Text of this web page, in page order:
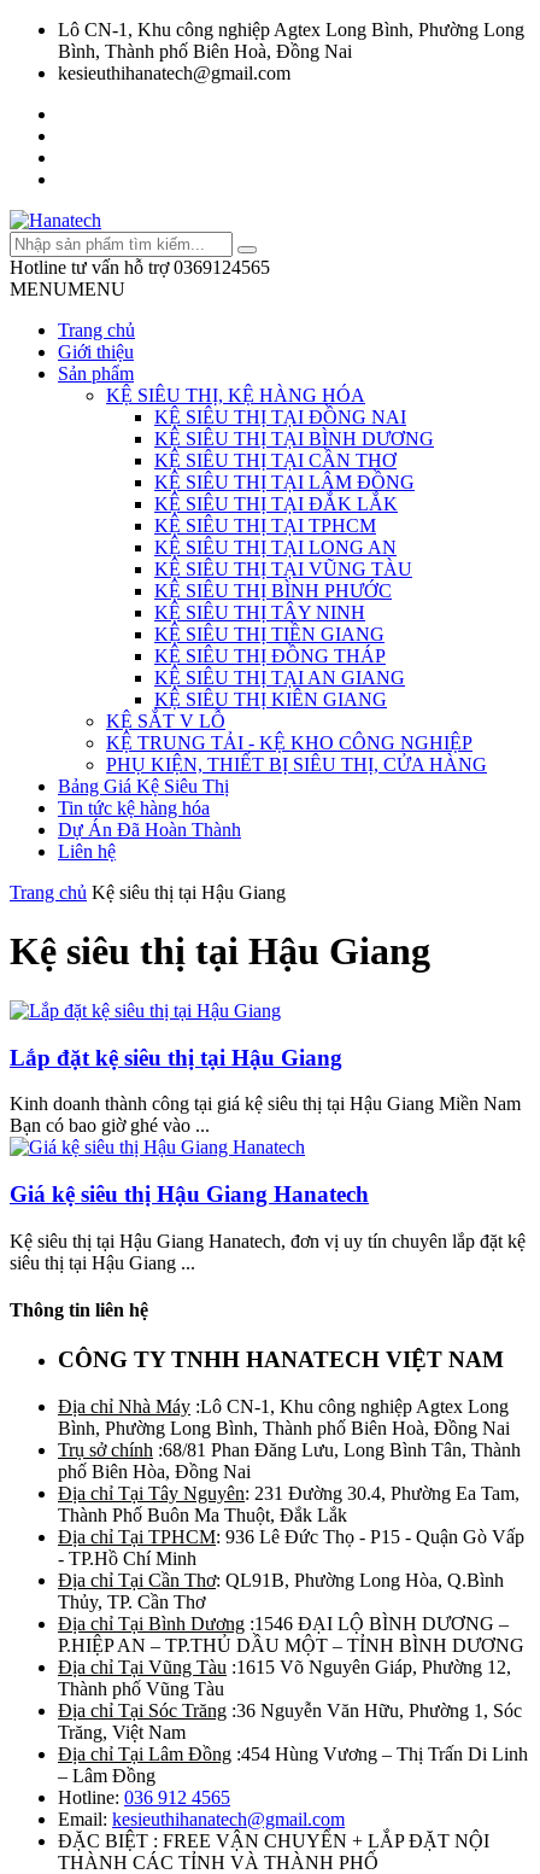
Lô CN-1, Khu công nghiệp Agtex Long Bình, Phường Long
Bình, Thành phố Biên Hoà, Đồng Nai
kesieuthihanatech@gmail.com
Hotline tư vấn hỗ trợ 0369124565
MENUMENU
Trang chủ
Giới thiệu
Sản phẩm
KỆ SIÊU THỊ, KỆ HÀNG HÓA
KỆ SIÊU THỊ TẠI ĐỒNG NAI
KỆ SIÊU THỊ TẠI BÌNH DƯƠNG
KỆ SIÊU THỊ TẠI CẦN THƠ
KỆ SIÊU THỊ TẠI LÂM ĐỒNG
KỆ SIÊU THỊ TẠI ĐẮK LẮK
KỆ SIÊU THỊ TẠI TPHCM
KỆ SIÊU THỊ TẠI LONG AN
KỆ SIÊU THỊ TẠI VŨNG TÀU
KỆ SIÊU THỊ BÌNH PHƯỚC
KỆ SIÊU THỊ TÂY NINH
KỆ SIÊU THỊ TIỀN GIANG
KỆ SIÊU THỊ ĐỒNG THÁP
KỆ SIÊU THỊ TẠI AN GIANG
KỆ SIÊU THỊ KIÊN GIANG
KỆ SẮT V LỖ
KỆ TRUNG TẢI - KỆ KHO CÔNG NGHIỆP
PHỤ KIỆN, THIẾT BỊ SIÊU THỊ, CỬA HÀNG
Bảng Giá Kệ Siêu Thị
Tin tức kệ hàng hóa
Dự Án Đã Hoàn Thành
Liên hệ
Trang chủ Kệ siêu thị tại Hậu Giang
Kệ siêu thị tại Hậu Giang
Lắp đặt kệ siêu thị tại Hậu Giang
Kinh doanh thành công tại giá kệ siêu thị tại Hậu Giang Miền Nam
Bạn có bao giờ ghé vào ...
Giá kệ siêu thị Hậu Giang Hanatech
Kệ siêu thị tại Hậu Giang Hanatech, đơn vị uy tín chuyên lắp đặt kệ
siêu thị tại Hậu Giang ...
Thông tin liên hệ
CÔNG TY TNHH HANATECH VIỆT NAM
Địa chỉ Nhà Máy :Lô CN-1, Khu công nghiệp Agtex Long
Bình, Phường Long Bình, Thành phố Biên Hoà, Đồng Nai
Trụ sở chính :68/81 Phan Đăng Lưu, Long Bình Tân, Thành
phố Biên Hòa, Đồng Nai
Địa chỉ Tại Tây Nguyên: 231 Đường 30.4, Phường Ea Tam,
Thành Phố Buôn Ma Thuột, Đắk Lắk
Địa chỉ Tại TPHCM: 936 Lê Đức Thọ - P15 - Quận Gò Vấp
- TP.Hồ Chí Minh
Địa chỉ Tại Cần Thơ: QL91B, Phường Long Hòa, Q.Bình
Thủy, TP. Cần Thơ
Địa chỉ Tại Bình Dương :1546 ĐẠI LỘ BÌNH DƯƠNG –
P.HIỆP AN – TP.THỦ DẦU MỘT – TỈNH BÌNH DƯƠNG
Địa chỉ Tại Vũng Tàu :1615 Võ Nguyên Giáp, Phường 12,
Thành phố Vũng Tàu
Địa chỉ Tại Sóc Trăng :36 Nguyễn Văn Hữu, Phường 1, Sóc
Trăng, Việt Nam
Địa chỉ Tại Lâm Đồng :454 Hùng Vương – Thị Trấn Di Linh
– Lâm Đồng
Hotline: 036 912 4565
Email: kesieuthihanatech@gmail.com
ĐẶC BIỆT : FREE VẬN CHUYỂN + LẮP ĐẶT NỘI
THÀNH CÁC TỈNH VÀ THÀNH PHỐ